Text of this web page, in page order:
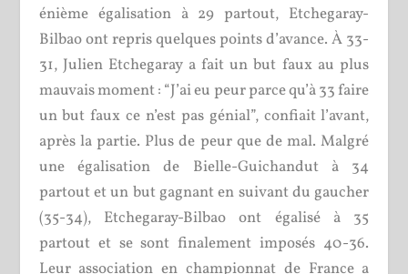
énième égalisation à 29 partout, Etchegaray-
Bilbao ont repris quelques points d’avance. À 33-
31, Julien Etchegaray a fait un but faux au plus
mauvais moment : “J’ai eu peur parce qu’à 33 faire
un but faux ce n’est pas génial”, confiait l’avant,
après la partie. Plus de peur que de mal. Malgré
une égalisation de Bielle-Guichandut à 34
partout et un but gagnant en suivant du gaucher
(35-34), Etchegaray-Bilbao ont égalisé à 35
partout et se sont finalement imposés 40-36.
Leur association en championnat de France a